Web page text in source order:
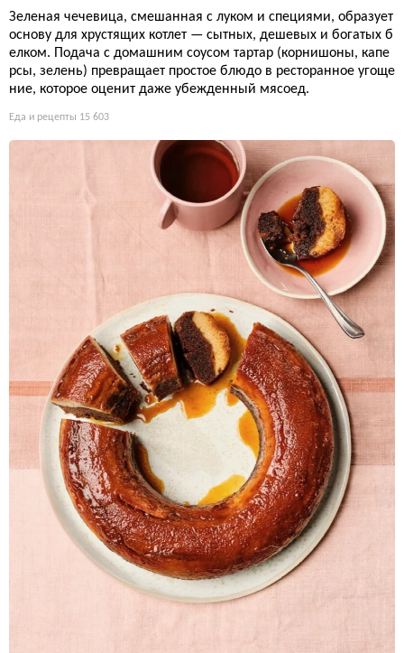
Зеленая чечевица, смешанная с луком и специями, образует
основу для хрустящих котлет — сытных, дешевых и богатых б
елком. Подача с домашним соусом тартар (корнишоны, капе
рсы, зелень) превращает простое блюдо в ресторанное угоще
ние, которое оценит даже убежденный мясоед.
Еда и рецепты 15 603